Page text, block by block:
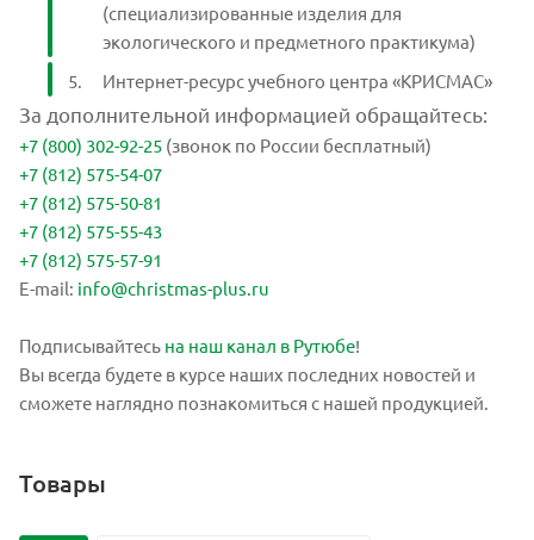
(специализированные изделия для
экологического и предметного практикума)
Интернет-ресурс учебного центра «КРИСМАС»
За дополнительной информацией обращайтесь:
+7 (800) 302-92-25 (звонок по России бесплатный)
+7 (812) 575-54-07
+7 (812) 575-50-81
+7 (812) 575-55-43
+7 (812) 575-57-91
E-mail: info@christmas-plus.ru
Подписывайтесь на наш канал в Рутюбе!
Вы всегда будете в курсе наших последних новостей и
сможете наглядно познакомиться с нашей продукцией.
Товары